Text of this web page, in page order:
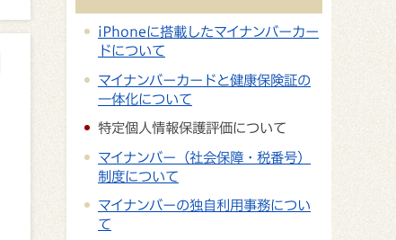
iPhoneに搭載したマイナンバーカー
ドについて
マイナンバーカードと健康保険証の
一体化について
特定個人情報保護評価について
マイナンバー（社会保障・税番号）
制度について
マイナンバーの独自利用事務につい
て